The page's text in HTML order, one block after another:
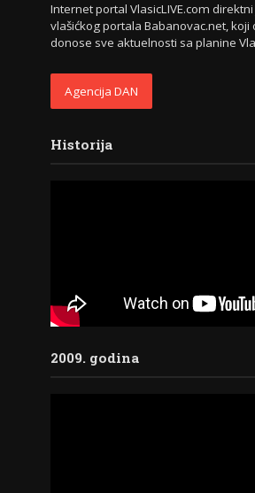
Internet portal VlasicLIVE.com
vlašićkog portala Babanovac.net, koji
donose sve aktuelnosti sa planine
Agencija DAN
Historija
2009. godina